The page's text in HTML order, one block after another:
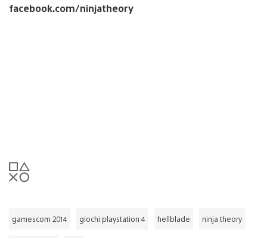
facebook.com/ninjatheory
gamescom 2014 giochi playstation 4 hellblade ninja theory